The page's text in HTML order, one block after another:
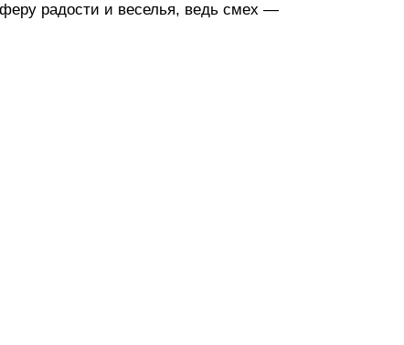
радости и веселья, ведь смех —